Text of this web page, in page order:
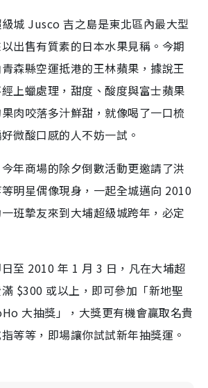
城 Jusco 吉之島是東北區內最大型
出售有質素的日本水果見稱。今期
森縣空運抵港的王林蘋果，據說王
上蠟處理，甜度、酸度與富士蘋果
肉咬落多汁鮮甜，就像喝了一口梳
微酸口感的人不妨一試。
年商場的除夕倒數活動更邀請了洪
明星偶像現身，一起全城邁向 2010
班摯友來到大埔超級城跨年，必定
至 2010 年 1 月 3 日，凡在大埔超
$300 或以上，即可參加「新地聖
大抽獎」，大獎更有機會贏取名貴
等等，即場讓你試試新年抽獎運。